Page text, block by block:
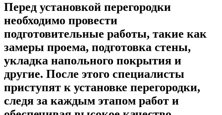
Перед установкой перегородки
необходимо провести
подготовительные работы, такие как
замеры проема, подготовка стены,
укладка напольного покрытия и
другие. После этого специалисты
приступят к установке перегородки,
следя за каждым этапом работ и